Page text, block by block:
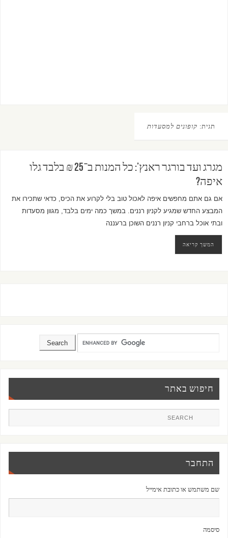
תגית: קופונים למסעדות
מגרג ועד בורגר ראנץ’: כל המנות ב־25 ₪ בלבד גלו
איפה?
אם גם אתם מחפשים איפה לאכול טוב בלי לקרוע את הכיס, כדאי שתכירו את
המבצע החדש שמגיע לקניון רננים. במשך כמה ימים בלבד, מגוון מסעדות
ובתי אוכל ברחבי קניון רננים השוכן ברעננה
המשך קריאה
חיפוש באתר
התחבר
שם משתמש או כתובת אימייל
סיסמה